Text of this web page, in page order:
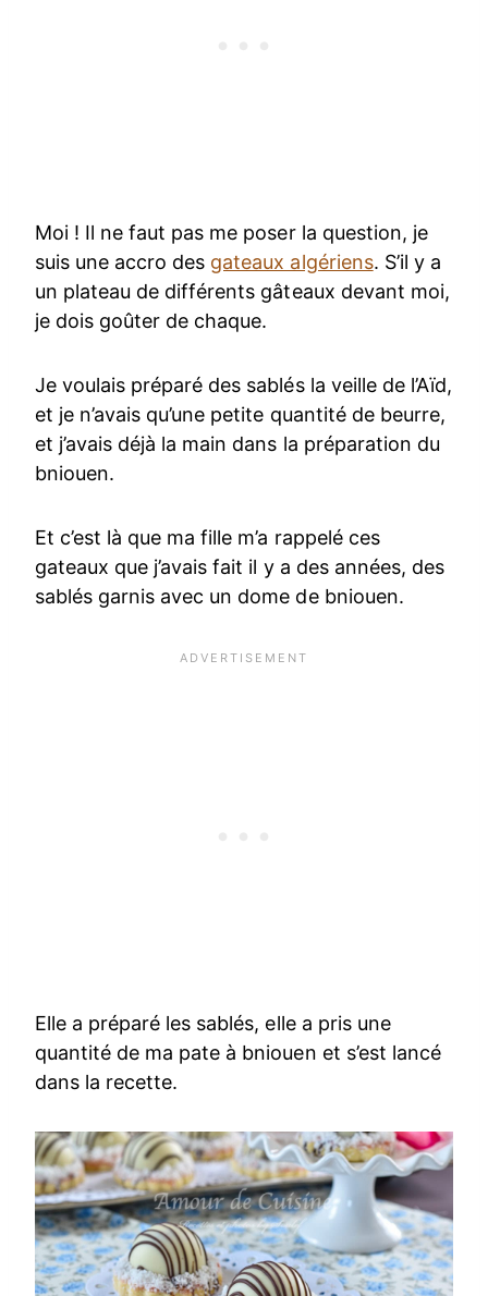
Moi ! Il ne faut pas me poser la question, je
suis une accro des gateaux algériens. S’il y a
un plateau de différents gâteaux devant moi,
je dois goûter de chaque.
Je voulais préparé des sablés la veille de l’Aïd,
et je n’avais qu’une petite quantité de beurre,
et j’avais déjà la main dans la préparation du
bniouen.
Et c’est là que ma fille m’a rappelé ces
gateaux que j’avais fait il y a des années, des
sablés garnis avec un dome de bniouen.
Elle a préparé les sablés, elle a pris une
quantité de ma pate à bniouen et s’est lancé
dans la recette.